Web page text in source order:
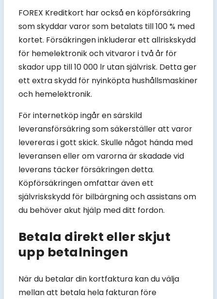
FOREX Kreditkort har också en köpförsäkring
som skyddar varor som betalats till 100 % med
kortet. Försäkringen inkluderar ett allriskskydd
för hemelektronik och vitvaror i två år för
skador upp till 10 000 lr utan självrisk. Detta ger
ett extra skydd för nyinköpta hushållsmaskiner
och hemelektronik.
För internetköp ingår en särskild
leveransförsäkring som säkerställer att varor
levereras i gott skick. Skulle något hända med
leveransen eller om varorna är skadade vid
leverans täcker försäkringen detta.
Köpförsäkringen omfattar även ett
självriskskydd för bilbärgning och assistans om
du behöver akut hjälp med ditt fordon.
Betala direkt eller skjut
upp betalningen
När du betalar din kortfaktura kan du välja
mellan att betala hela fakturan före